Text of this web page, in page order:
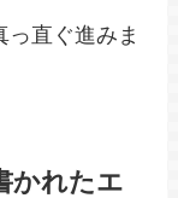
っ直ぐ進みま
かれたエ